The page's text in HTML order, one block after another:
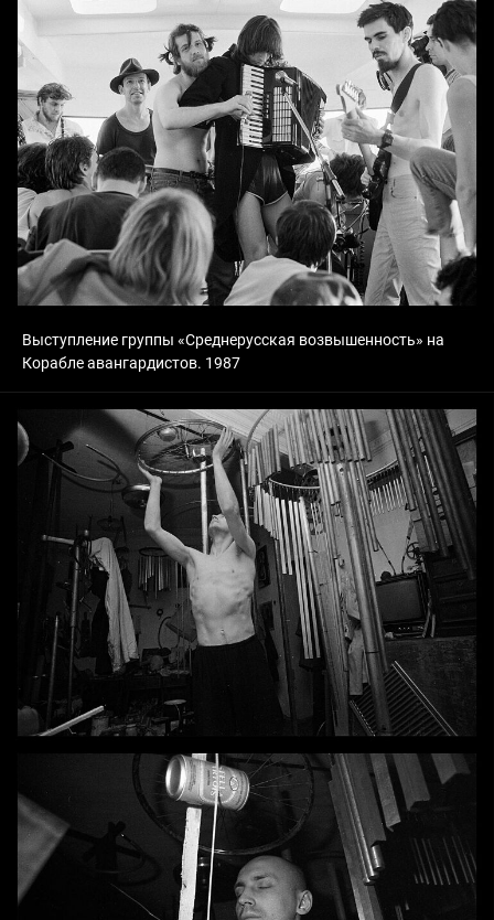
Выступление группы «Среднерусская возвышенность» на
Корабле авангардистов. 1987